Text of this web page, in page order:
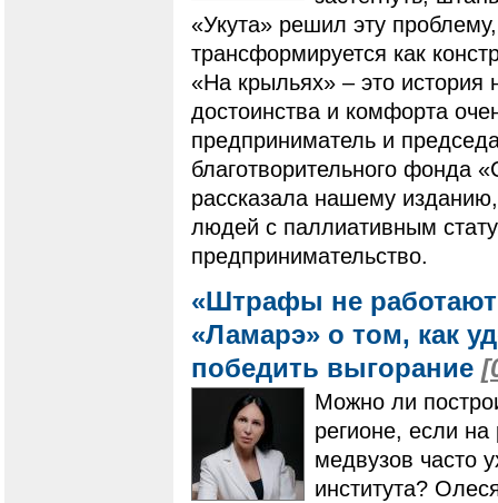
«Укута» решил эту
трансформируется как
«На крыльях» – это
достоинства и комфорта
предприниматель и
благотворительного фонда
рассказала нашему
людей с паллиативным
предпринимательство.
«Штрафы не
«Ламарэ» о том, как
победить выгорание
Можно ли
регионе, если
медвузов часто
института?